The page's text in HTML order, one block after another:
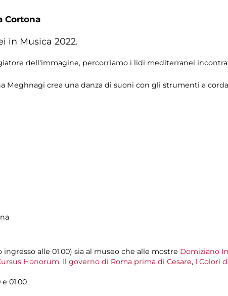
Cortona
in Musica 2022.
dell'immagine, percorriamo i lidi mediterranei
Meghnagi crea una danza di suoni con gli strumenti a
alle 01.00) sia al museo che alle mostre Domiziano
Honorum. Il governo di Roma prima di Cesare, I Colori
01.00